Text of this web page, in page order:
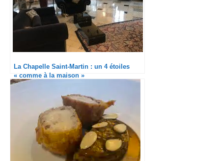
La Chapelle Saint-Martin : un 4 étoiles
« comme à la maison »